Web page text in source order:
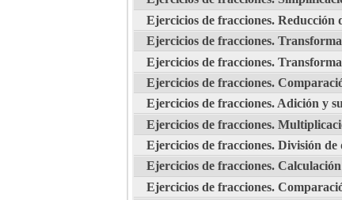
Ejercicios de fracciones. Reducción
Ejercicios de fracciones.
Ejercicios de fracciones.
Ejercicios de fracciones.
Ejercicios de fracciones. Adición y
Ejercicios de fracciones.
Ejercicios de fracciones. División de
Ejercicios de fracciones.
Ejercicios de fracciones.